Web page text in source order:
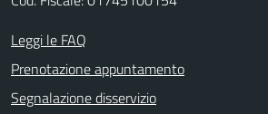
Leggi le FAQ
Prenotazione appuntamento
Segnalazione disservizio